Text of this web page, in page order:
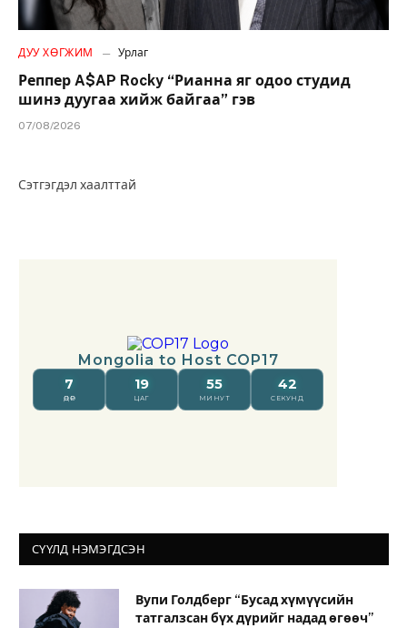
ДУУ ХӨГЖИМ Урлаг
Реппер A$AP Rocky “Рианна яг одоо студид
шинэ дуугаа хийж байгаа” гэв
07/08/2026
Сэтгэгдэл хаалттай
СҮҮЛД НЭМЭГДСЭН
Вупи Голдберг “Бусад хүмүүсийн
татгалзсан бүх дүрийг надад өгөөч”